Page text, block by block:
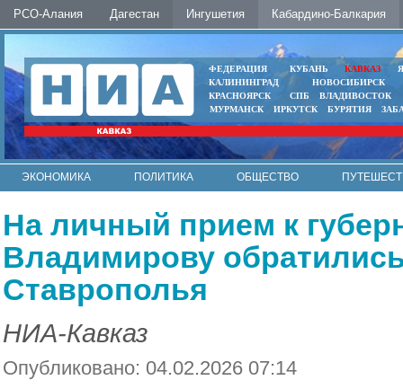
РСО-Алания Дагестан Ингушетия Кабардино-Балкария
ФЕДЕРАЦИЯ КУБАНЬ КАВКАЗ
КАЛИНИНГРАД
НОВОСИБИРСК
КРАСНОЯРСК
СПБ
ВЛАДИВОСТОК
МУРМАНСК
ИРКУТСК БУРЯТИЯ
ЭКОНОМИКА ПОЛИТИКА ОБЩЕСТВО
На личный прием к
Владимирову
Ставрополья
НИА-Кавказ
Опубликовано: 04.02.2026 07:14